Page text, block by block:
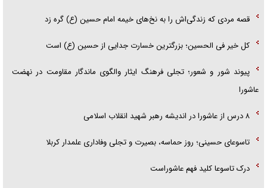
قصه مردی که زندگی‌اش را به نخ‌های خیمه امام حسین (ع) گره زد
کل خیر فی الحسین؛ بزرگترین خسارت جدایی از حسین (ع) است
پیوند شور و شعور؛ تجلی فرهنگ ایثار والگوی ماندگار مقاومت در نهضت
عاشورا
۸ درس از عاشورا در اندیشه رهبر شهید انقلاب اسلامی
تاسوعای حسینی؛ روز حماسه، بصیرت و تجلی وفاداری علمدار کربلا
درک تاسوعا کلید فهم عاشوراست